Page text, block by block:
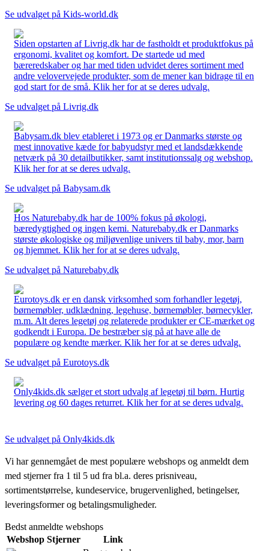
Se udvalget på Kids-world.dk
Siden opstarten af Livrig.dk har de fastholdt et produktfokus på
ergonomi, kvalitet og komfort. De startede ud med
bæreredskaber og har med tiden udvidet deres sortiment med
andre velovervejede produkter, som de mener kan bidrage til en
god start for de små. Klik her for at se deres udvalg.
Se udvalget på Livrig.dk
Babysam.dk blev etableret i 1973 og er Danmarks største og
mest innovative kæde for babyudstyr med et landsdækkende
netværk på 30 detailbutikker, samt institutionssalg og webshop.
Klik her for at se deres udvalg.
Se udvalget på Babysam.dk
Hos Naturebaby.dk har de 100% fokus på økologi,
bæredygtighed og ingen kemi. Naturebaby.dk er Danmarks
største økologiske og miljøvenlige univers til baby, mor, barn
og hjemmet. Klik her for at se deres udvalg.
Se udvalget på Naturebaby.dk
Eurotoys.dk er en dansk virksomhed som forhandler legetøj,
børnemøbler, udklædning, legehuse, børnemøbler, børnecykler,
m.m. Alt deres legetøj og relaterede produkter er CE-mærket og
godkendt i Europa. De bestræber sig på at have alle de
populære og kendte mærker. Klik her for at se deres udvalg.
Se udvalget på Eurotoys.dk
Only4kids.dk sælger et stort udvalg af legetøj til børn. Hurtig
levering og 60 dages returret. Klik her for at se deres udvalg.
Se udvalget på Only4kids.dk
Vi har gennemgået de mest populære webshops og anmeldt dem
med stjerner fra 1 til 5 ud fra bl.a. deres prisniveau,
sortimentstørrelse, kundeservice, brugervenlighed, betingelser,
leveringsformer og betalingsmuligheder.
Bedst anmeldte webshops
Webshop Stjerner
Link